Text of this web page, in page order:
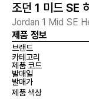
조던 1 미드 SE
Jordan 1 Mid SE
제품 정보
브랜드
카테고리
제품 코드
발매일
발매가
제품 색상